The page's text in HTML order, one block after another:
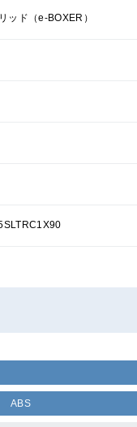
ッド（e-BOXER）
ABS